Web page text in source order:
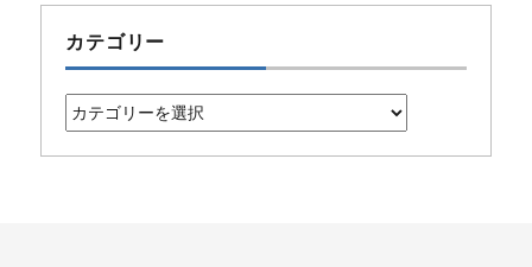
カテゴリー
カ
テ
ゴ